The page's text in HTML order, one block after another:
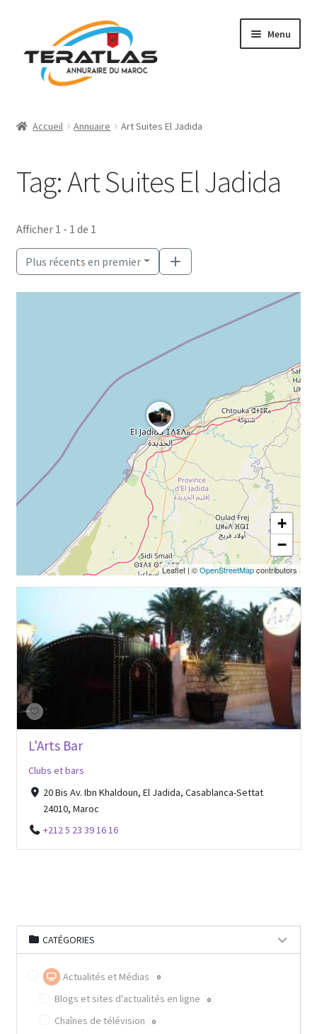
navigation
contenu
Menu
Annuaire
Mon compte
Accueil Annuaire Art Suites El Jadida
Tag: Art Suites El Jadida
Afficher 1 - 1 de 1
Plus récents en premier
L'Arts Bar
Clubs et bars
20 Bis Av. Ibn Khaldoun, El Jadida, Casablanca-Settat
24010, Maroc
+212 5 23 39 16 16
+
−
Leaflet | ©OpenStreetMapcontributors
CATÉGORIES
Actualités et Médias 0
Blogs et sites d'actualités en ligne 0
Chaînes de télévision 0